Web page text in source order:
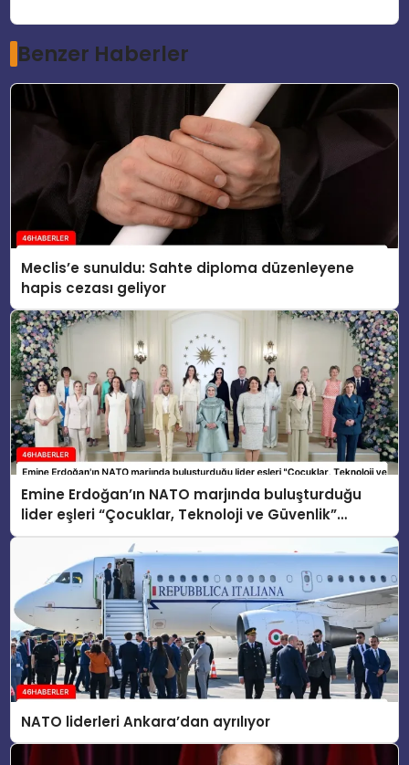
Benzer Haberler
Meclis’e sunuldu: Sahte diploma düzenleyene
hapis cezası geliyor
Emine Erdoğan’ın NATO marjında buluşturduğu
lider eşleri “Çocuklar, Teknoloji ve Güvenlik”
konusunu ele aldı
NATO liderleri Ankara’dan ayrılıyor